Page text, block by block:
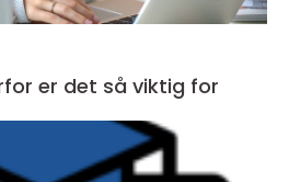
er det så viktig for